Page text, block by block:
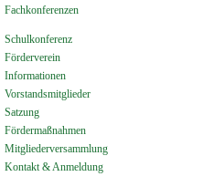
Fachkonferenzen
Schulkonferenz
Förderverein
Informationen
Vorstandsmitglieder
Satzung
Fördermaßnahmen
Mitgliederversammlung
Kontakt & Anmeldung